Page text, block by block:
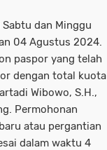
dan Minggu
04 Agustus 2024.
paspor yang telah
dengan total kuota
Wibowo, S.H.,
Permohonan
atau pergantian
dalam waktu 4